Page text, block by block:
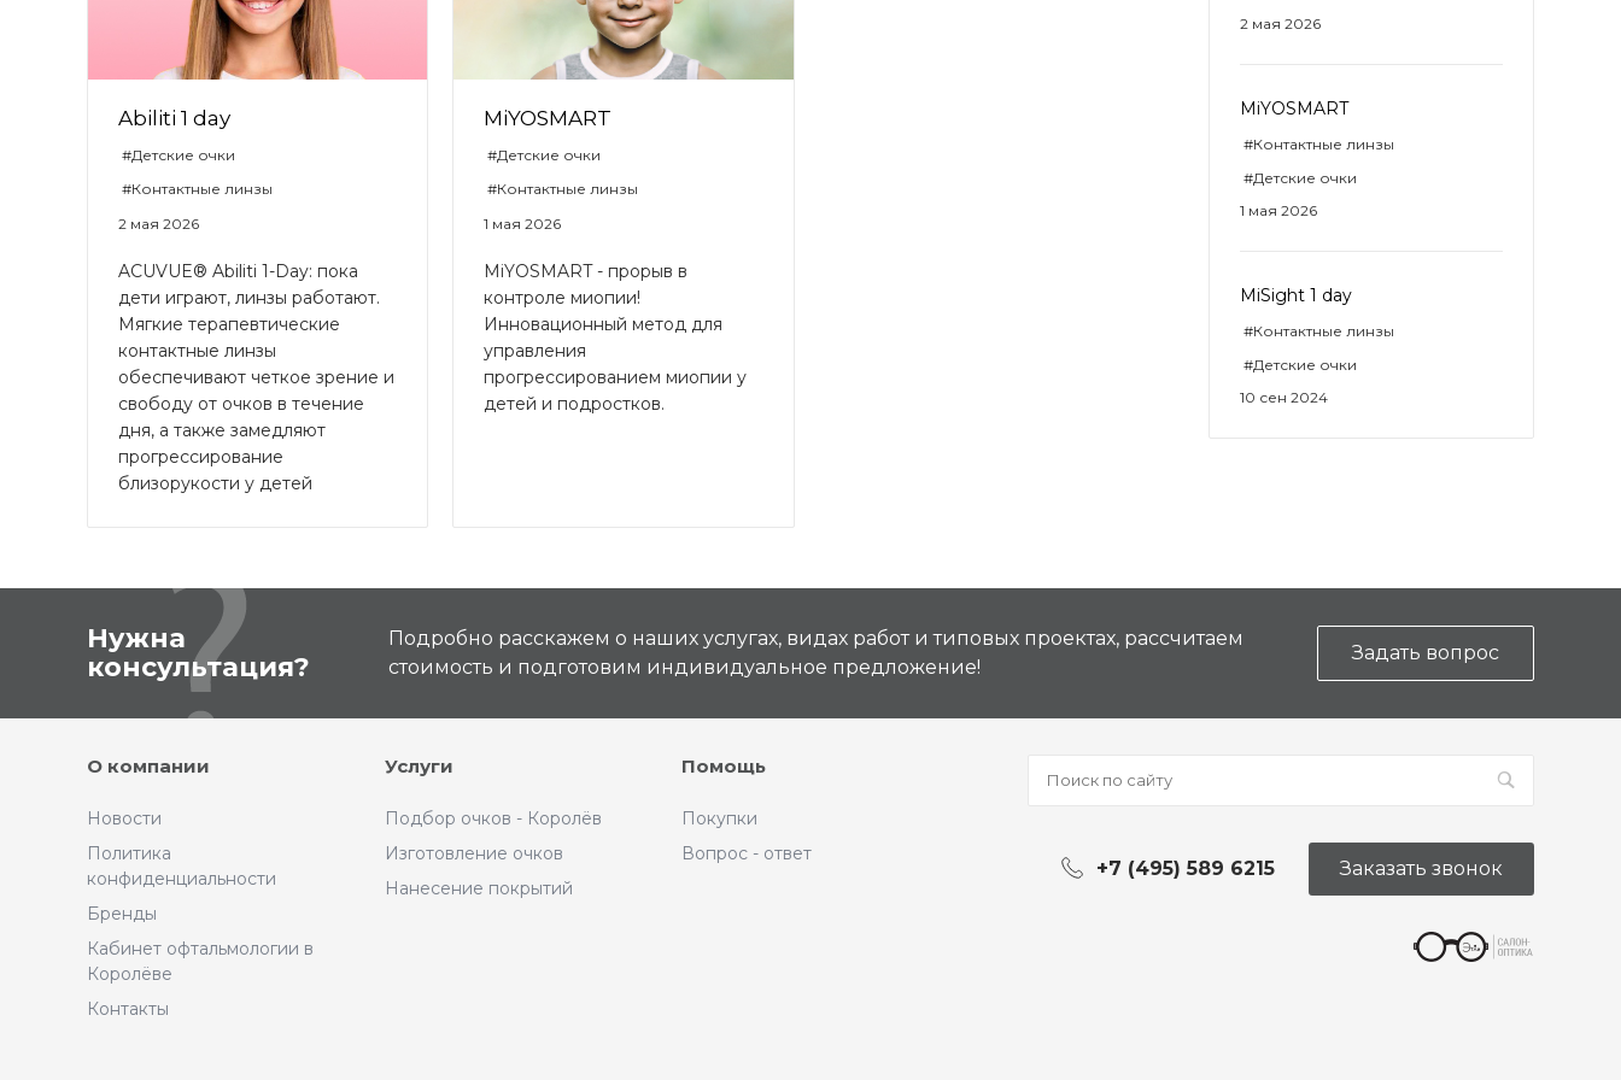
2 мая 2026
MiYOSMART
#Контактные линзы
#Детские очки
1 мая 2026
MiSight 1 day
#Контактные линзы
#Детские очки
10 сен 2024
Abiliti 1 day
#Детские очки
#Контактные линзы
2 мая 2026
ACUVUE® Abiliti 1-Day: пока
дети играют, линзы работают.
Мягкие терапевтические
контактные линзы
обеспечивают четкое зрение и
свободу от очков в течение
дня, а также замедляют
прогрессирование
близорукости у детей
MiYOSMART
#Детские очки
#Контактные линзы
1 мая 2026
MiYOSMART - прорыв в
контроле миопии!
Инновационный метод для
управления
прогрессированием миопии у
детей и подростков.
Нужна
консультация?
Подробно расскажем о наших услугах, видах работ и типовых проектах, рассчитаем
стоимость и подготовим индивидуальное предложение!
Задать вопрос
О компании
Новости
Политика
конфиденциальности
Бренды
Кабинет офтальмологии в
Королёве
Контакты
Услуги
Подбор очков - Королёв
Изготовление очков
Нанесение покрытий
Помощь
Покупки
Вопрос - ответ
+7 (495) 589 6215 Заказать звонок